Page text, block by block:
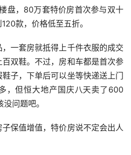
盘，80万套特价房首次参与双十
款，价格低至五折。
一套房就抵得上千件衣服的成交
双鞋。不过，房和车都是首次参
子，下单后可以坐等快递送上门
，但恒大地产国庆八天卖了600
问题吧。
保值增值，特价房说不定会出人